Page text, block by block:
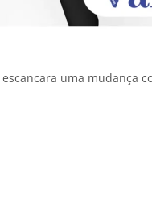
escancara uma mudança